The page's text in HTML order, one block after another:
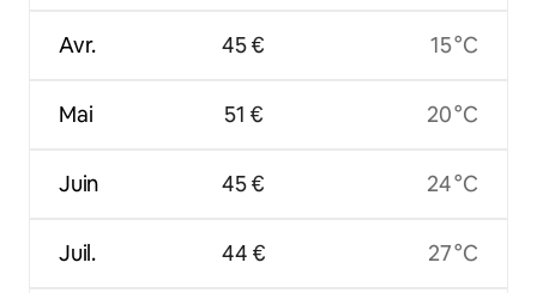
Avr.
Mai
Juin
Juil.
45 €
51 €
45 €
44 €
15 °C
20 °C
24 °C
27 °C